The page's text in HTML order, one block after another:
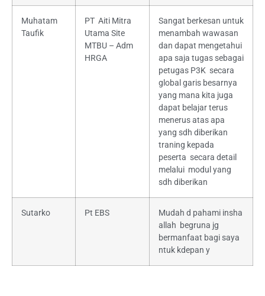
Muhatam
Taufik
PT Aiti Mitra
Utama Site
MTBU – Adm
HRGA
Sangat berkesan untuk
menambah wawasan
dan dapat mengetahui
apa saja tugas sebagai
petugas P3K secara
global garis besarnya
yang mana kita juga
dapat belajar terus
menerus atas apa
yang sdh diberikan
traning kepada
peserta secara detail
melalui modul yang
sdh diberikan
Sutarko Pt EBS
Mudah d pahami insha
allah begruna jg
bermanfaat bagi saya
ntuk kdepan y